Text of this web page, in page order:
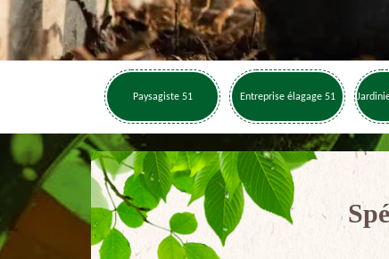
Paysagiste 51 Entreprise élagage 51